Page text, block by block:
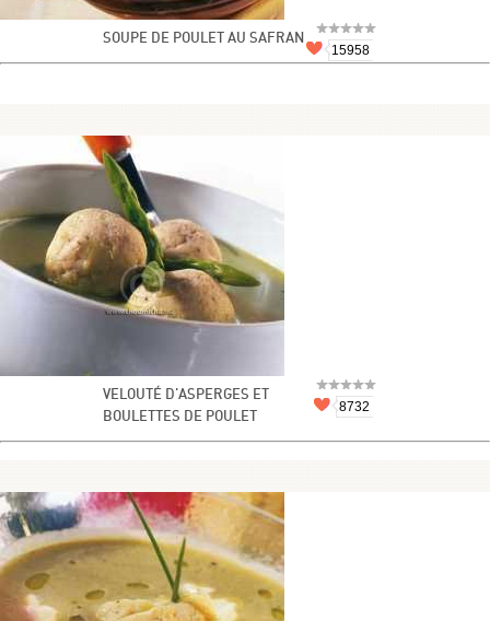
SOUPE DE POULET AU SAFRAN
15958
VELOUTÉ D'ASPERGES ET
BOULETTES DE POULET
8732